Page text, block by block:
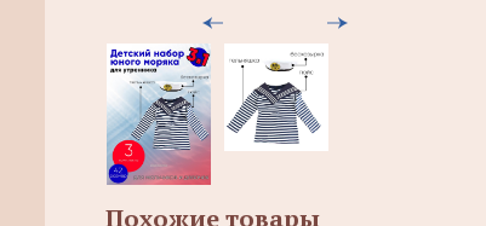
Похожие товары